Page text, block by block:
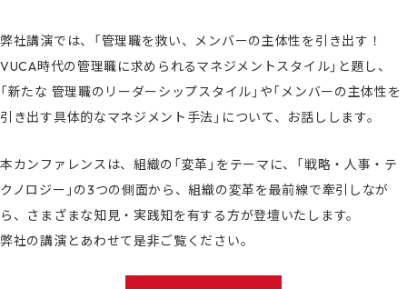
弊社講演では、「管理職を救い、メンバーの主体性を引き出す！
VUCA時代の管理職に求められるマネジメントスタイル」と題し、
「新たな 管理職のリーダーシップスタイル」や「メンバーの主体性を
引き出す具体的なマネジメント手法」について、お話しします。
本カンファレンスは、組織の「変革」をテーマに、「戦略・人事・テ
クノロジー」の3つの側面から、組織の変革を最前線で牽引しなが
ら、さまざまな知見・実践知を有する方が登壇いたします。
弊社の講演とあわせて是非ご覧ください。